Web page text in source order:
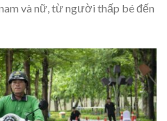
và nữ, từ người thấp bé đến